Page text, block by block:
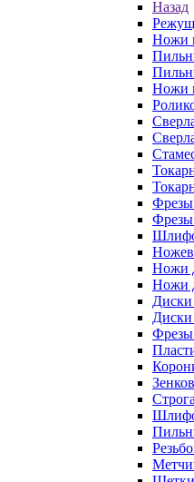
Назад
Ножи
Ножи
Фрезы
Фрезы
Ножи
Ножи
Диски
Диски